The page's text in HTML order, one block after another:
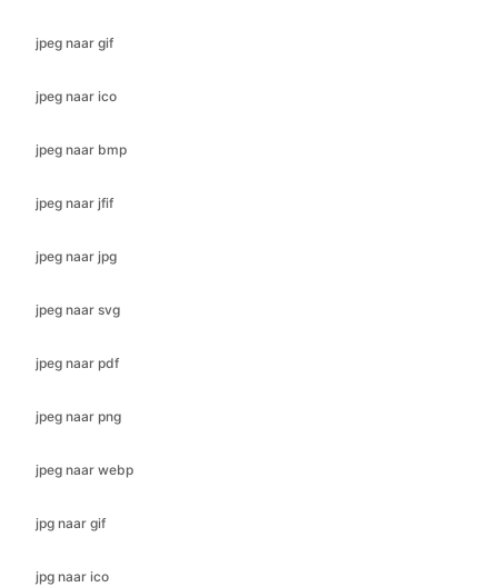
jpeg naar bmp
jpeg naar jfif
jpeg naar jpg
jpeg naar svg
jpeg naar pdf
jpeg naar png
jpeg naar webp
jpg naar gif
jpg naar ico
jpg naar jfif